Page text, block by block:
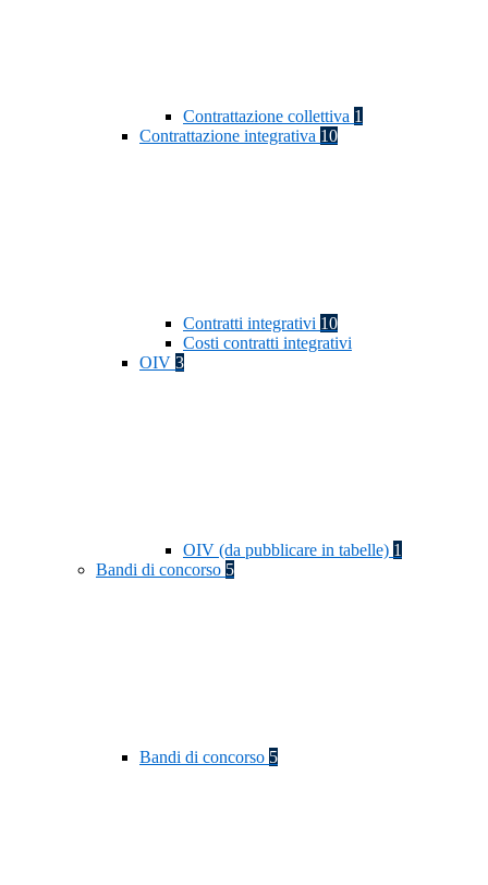
Contrattazione collettiva 1
Contrattazione integrativa 10
Contratti integrativi 10
Costi contratti integrativi
OIV 3
OIV (da pubblicare in tabelle) 1
Bandi di concorso 5
Bandi di concorso 5